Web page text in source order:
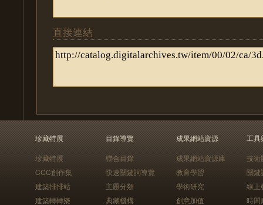
直接連結
珍藏特展
珍藏特展
CCC創作集
建築排排站
建築轉轉樂
目錄導覽
聯合目錄
快速關鍵詞導覽
主題分類
典藏機構
成果網站資源
成果網站資源庫
教育學習
學術研究
創意加值
工具
技術
關鍵
線上
時間